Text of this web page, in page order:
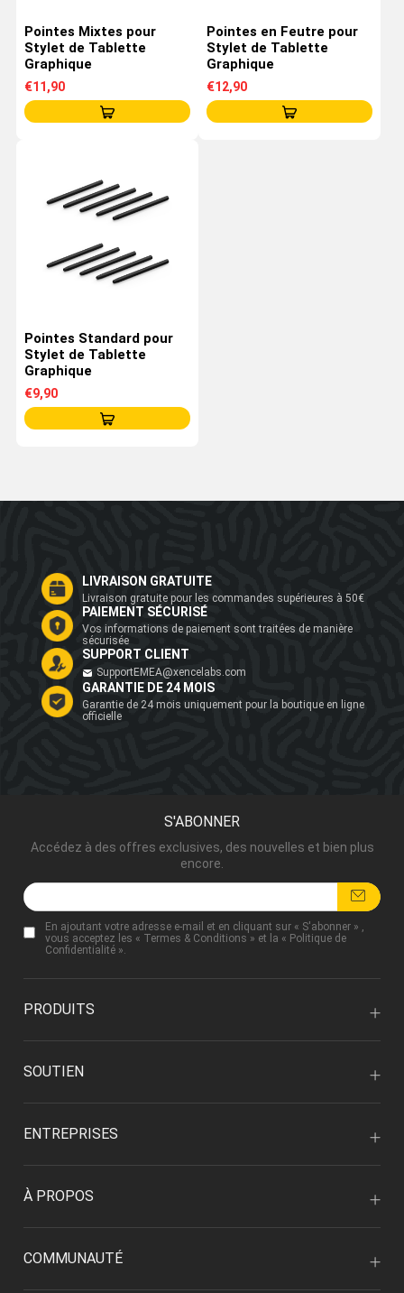
Pointes Mixtes pour
Stylet de Tablette
Graphique
€11,90
Pointes en Feutre pour
Stylet de Tablette
Graphique
€12,90
Pointes Standard pour
Stylet de Tablette
Graphique
€9,90
LIVRAISON GRATUITE
Livraison gratuite pour les commandes supérieures à 50€
PAIEMENT SÉCURISÉ
Vos informations de paiement sont traitées de manière
sécurisée
SUPPORT CLIENT
SupportEMEA@xencelabs.com
GARANTIE DE 24 MOIS
Garantie de 24 mois uniquement pour la boutique en ligne
officielle
S'ABONNER
Accédez à des offres exclusives, des nouvelles et bien plus
encore.
En ajoutant votre adresse e-mail et en cliquant sur « S'abonner » ,
vous acceptez les « Termes & Conditions » et la « Politique de
Confidentialité ».
PRODUITS
SOUTIEN
ENTREPRISES
À PROPOS
COMMUNAUTÉ